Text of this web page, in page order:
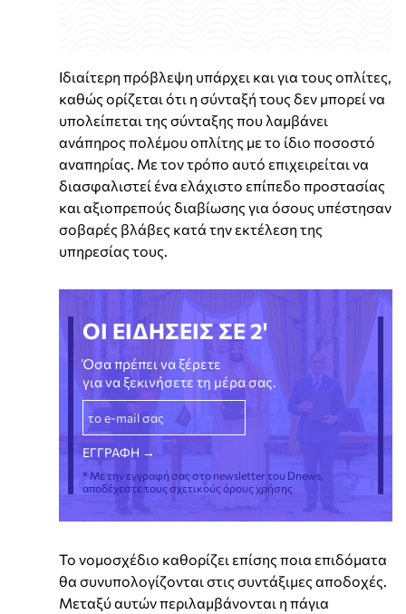
Ιδιαίτερη πρόβλεψη υπάρχει και για τους οπλίτες,
καθώς ορίζεται ότι η σύνταξή τους δεν μπορεί να
υπολείπεται της σύνταξης που λαμβάνει
ανάπηρος πολέμου οπλίτης με το ίδιο ποσοστό
αναπηρίας. Με τον τρόπο αυτό επιχειρείται να
διασφαλιστεί ένα ελάχιστο επίπεδο προστασίας
και αξιοπρεπούς διαβίωσης για όσους υπέστησαν
σοβαρές βλάβες κατά την εκτέλεση της
υπηρεσίας τους.
ΟΙ ΕΙΔΗΣΕΙΣ ΣΕ 2'
Όσα πρέπει να ξέρετε
για να ξεκινήσετε τη μέρα σας.
* Με την εγγραφή σας στο newsletter του Dnews,
αποδέχεστε τους σχετικούς όρους χρήσης
Το νομοσχέδιο καθορίζει επίσης ποια επιδόματα
θα συνυπολογίζονται στις συντάξιμες αποδοχές.
Μεταξύ αυτών περιλαμβάνονται η πάγια